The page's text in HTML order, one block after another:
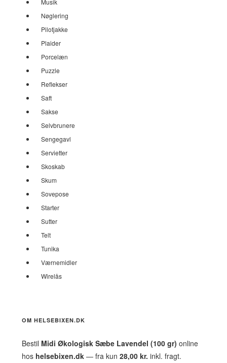
Musik
Nøglering
Pilotjakke
Plaider
Porcelæn
Puzzle
Reflekser
Saft
Sakse
Selvbrunere
Sengegavl
Servietter
Skoskab
Skum
Sovepose
Starter
Sutter
Telt
Tunika
Værnemidler
Wirelås
OM HELSEBIXEN.DK
Bestil Midi Økologisk Sæbe Lavendel (100 gr) online
hos helsebixen.dk — fra kun 28,00 kr. inkl. fragt.